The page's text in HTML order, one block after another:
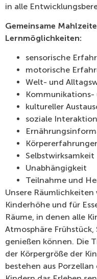
in alle
Gemeinsame
Lernmöglichkeiten:
sensorische
motorische
Welt- und
Kommunikations-
kultureller
soziale Interaktion
Selbstwirksamkeit
Unabhängigkeit
Teilnahme und
Unsere
Kinderhöhe und für
Räume, in denen alle
Atmosphäre Frühstück,
genießen können. Die
der Körpergröße der
bestehen aus